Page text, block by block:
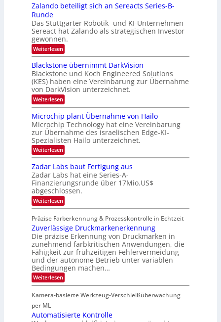
t
n
s
t
a
n
d
a
u
f
d
e
r
L
o
g
i
a
t
2
0
2
7
H
p
e
r
s
p
e
c
t
r
a
l
N
e
s
‘
t
r
n
a
t
i
o
n
a
l
V
i
s
i
o
n
N
i
g
h
t
0
2
6
Zalando beteiligt sich an Sereacts Series-B-
Runde
Das Stuttgarter Robotik- und KI-Unternehmen
Sereact hat Zalando als strategischen Investor
gewonnen.
Weiterlesen:
Z
l
a
n
d
o
b
e
t
e
i
l
i
g
t
s
i
c
h
a
n
S
r
e
a
c
t
s
S
e
r
i
s
B
-
Blackstone übernimmt DarkVision
Blackstone und Koch Engineered Solutions
(KES) haben eine Vereinbarung zur Übernahme
von DarkVision unterzeichnet.
Weiterlesen:
B
a
c
k
s
t
o
e
ü
b
e
r
n
i
m
t
D
a
r
k
V
i
s
i
n
Microchip plant Übernahme von Hailo
Microchip Technology hat eine Vereinbarung
zur Übernahme des israelischen Edge-KI-
Spezialisten Hailo unterzeichnet.
Weiterlesen:
M
c
r
o
c
h
i
p
p
l
a
n
t
Ü
b
e
r
n
a
h
v
Zadar Labs baut Fertigung aus
Zadar Labs hat eine Series-A-
Finanzierungsrunde über 17Mio.US$
abgeschlossen.
Weiterlesen:
Z
d
a
r
L
a
b
s
b
a
u
F
t
Präzise Farberkennung & Prozesskontrolle in Echtzeit
Zuverlässige Druckmarkenerkennung
Die präzise Erkennung von Druckmarken in
zunehmend farbkritischen Anwendungen, die
Fähigkeit zur frühzeitigen Fehlervermeidung
und der autonome Betrieb unter variablen
Bedingungen machen…
Weiterlesen:
Z
v
l
Kamera-basierte Werkzeug-Verschleißüberwachung
per ML
Automatisierte Kontrolle